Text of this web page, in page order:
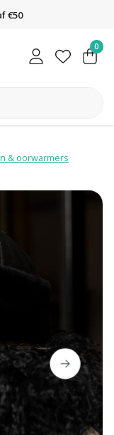
€50
0
& oorwarmers